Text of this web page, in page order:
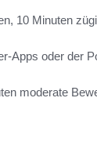
10 Minuten
Apps oder der
moderate